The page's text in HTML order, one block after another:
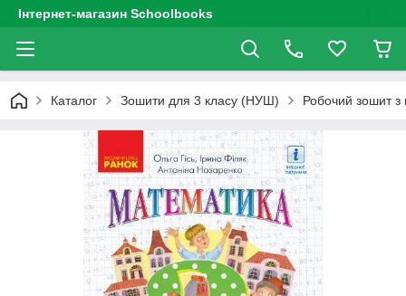
Інтернет-магазин Schoolbooks
Каталог Зошити для 3 класу (НУШ) Робочий зошит з